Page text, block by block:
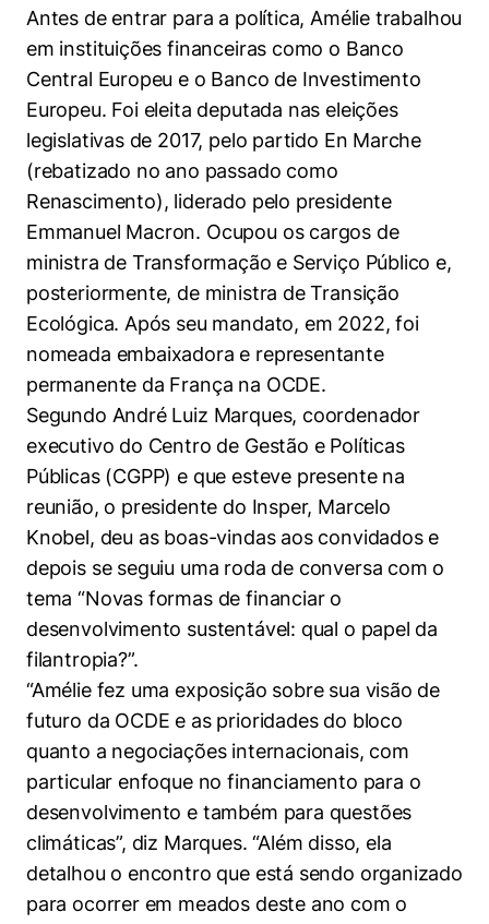
Antes de entrar para a política, Amélie trabalhou
em instituições financeiras como o Banco
Central Europeu e o Banco de Investimento
Europeu. Foi eleita deputada nas eleições
legislativas de 2017, pelo partido En Marche
(rebatizado no ano passado como
Renascimento), liderado pelo presidente
Emmanuel Macron. Ocupou os cargos de
ministra de Transformação e Serviço Público e,
posteriormente, de ministra de Transição
Ecológica. Após seu mandato, em 2022, foi
nomeada embaixadora e representante
permanente da França na OCDE.
Segundo André Luiz Marques, coordenador
executivo do Centro de Gestão e Políticas
Públicas (CGPP) e que esteve presente na
reunião, o presidente do Insper, Marcelo
Knobel, deu as boas-vindas aos convidados e
depois se seguiu uma roda de conversa com o
tema “Novas formas de financiar o
desenvolvimento sustentável: qual o papel da
filantropia?”.
“Amélie fez uma exposição sobre sua visão de
futuro da OCDE e as prioridades do bloco
quanto a negociações internacionais, com
particular enfoque no financiamento para o
desenvolvimento e também para questões
climáticas”, diz Marques. “Além disso, ela
detalhou o encontro que está sendo organizado
para ocorrer em meados deste ano com o